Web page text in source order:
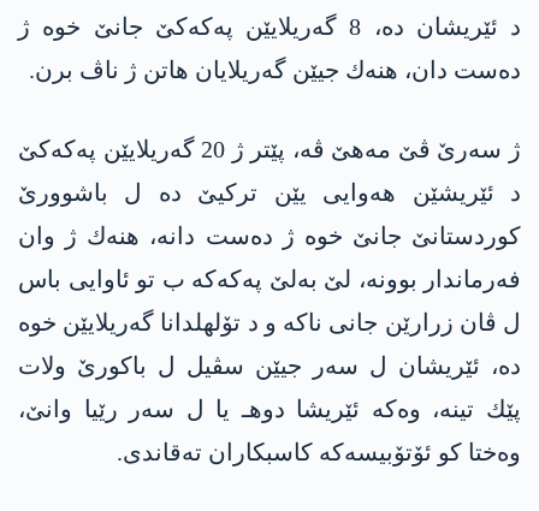
د ئێریشان ده‌، 8 گه‌ریلایێن په‌كه‌كێ جانێ خوه‌ ژ
ده‌ست دان، هنه‌ك جیێن گه‌ریلایان هاتن ژ ناڤ برن.
ژ سه‌رێ ڤێ مه‌هێ ڤه‌، پێتر ژ 20 گه‌ریلایێن په‌كه‌كێ
د ئێریشێن هه‌وایی یێن تركیێ ده‌ ل باشوورێ
كوردستانێ جانێ خوه‌ ژ ده‌ست دانه‌، هنه‌ك ژ وان
فه‌رماندار بوونه‌، لێ به‌لێ په‌كه‌كه‌ ب تو ئاوایی باس
ل ڤان زرارێن جانی ناكه‌ و د تۆلهلدانا گه‌ریلایێن خوه‌
ده‌، ئێریشان ل سه‌ر جیێن سڤیل ل باكورێ ولات
پێك تینه‌، وه‌كه‌ ئێریشا دوهـ یا ل سه‌ر رێیا وانێ،
وه‌ختا كو ئۆتۆبیسه‌كه‌ كاسبكاران ته‌قاندی.